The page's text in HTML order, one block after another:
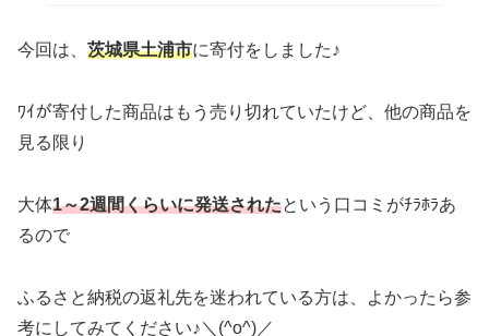
今回は、 茨城県土浦市に寄付をしました♪
ﾜｲが寄付した商品はもう売り切れていたけど、他の商品を
見る限り
大体1～2週間くらいに発送されたという口コミがﾁﾗﾎﾗあ
るので
ふるさと納税の返礼先を迷われている方は、よかったら参
考にしてみてください♪＼(^o^)／